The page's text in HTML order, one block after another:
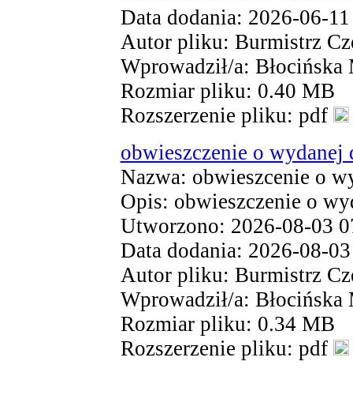
Data dodania: 2026-06-
Autor pliku: Burmistrz
Wprowadził/a: Błocińska
Rozmiar pliku: 0.40 MB
Rozszerzenie pliku: pdf
obwieszczenie o wydanej
Nazwa: obwieszcenie o
Opis: obwieszczenie o
Utworzono: 2026-08-03
Data dodania: 2026-08-
Autor pliku: Burmistrz
Wprowadził/a: Błocińska
Rozmiar pliku: 0.34 MB
Rozszerzenie pliku: pdf